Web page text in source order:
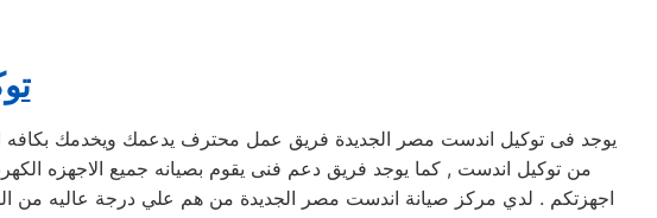
يوجد فى توكيل اندست مصر الجديدة فريق عمل محترف يدعمك ويخدمك بكافه
اجهزتكم . لدي مركز صيانة اندست مصر الجديدة من هم علي درجة عاليه من